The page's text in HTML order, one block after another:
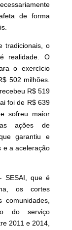
de forma
tradicionais, o
realidade. O
o exercício
502 milhões.
R$ 519
foi de R$ 639
sofreu maior
ações de
garantiu e
e a aceleração
SESAI, que é
os cortes
do serviço
2011 e 2014,